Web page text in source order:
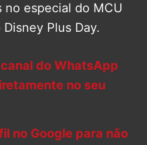
no especial do MCU
Plus Day.
do WhatsApp
no seu
no Google para não